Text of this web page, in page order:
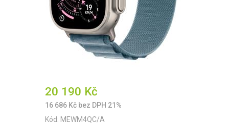
20 190 Kč
16 686 Kč bez DPH 21%
Kód: MEWM4QC/A